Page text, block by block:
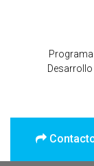
Desarrollo